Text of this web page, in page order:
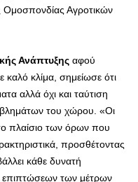
Ομοσπονδίας Αγροτικών
Ανάπτυξης αφού
καλό κλίμα, σημείωσε ότι
αλλά όχι και ταύτιση
του χώρου. «Οι
πλαίσιο των όρων που
προσθέτοντας
κάθε δυνατή
επιπτώσεων των μέτρων